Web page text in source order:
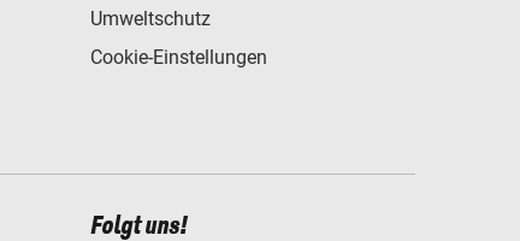
Umweltschutz
Cookie-Einstellungen
Folgt uns!